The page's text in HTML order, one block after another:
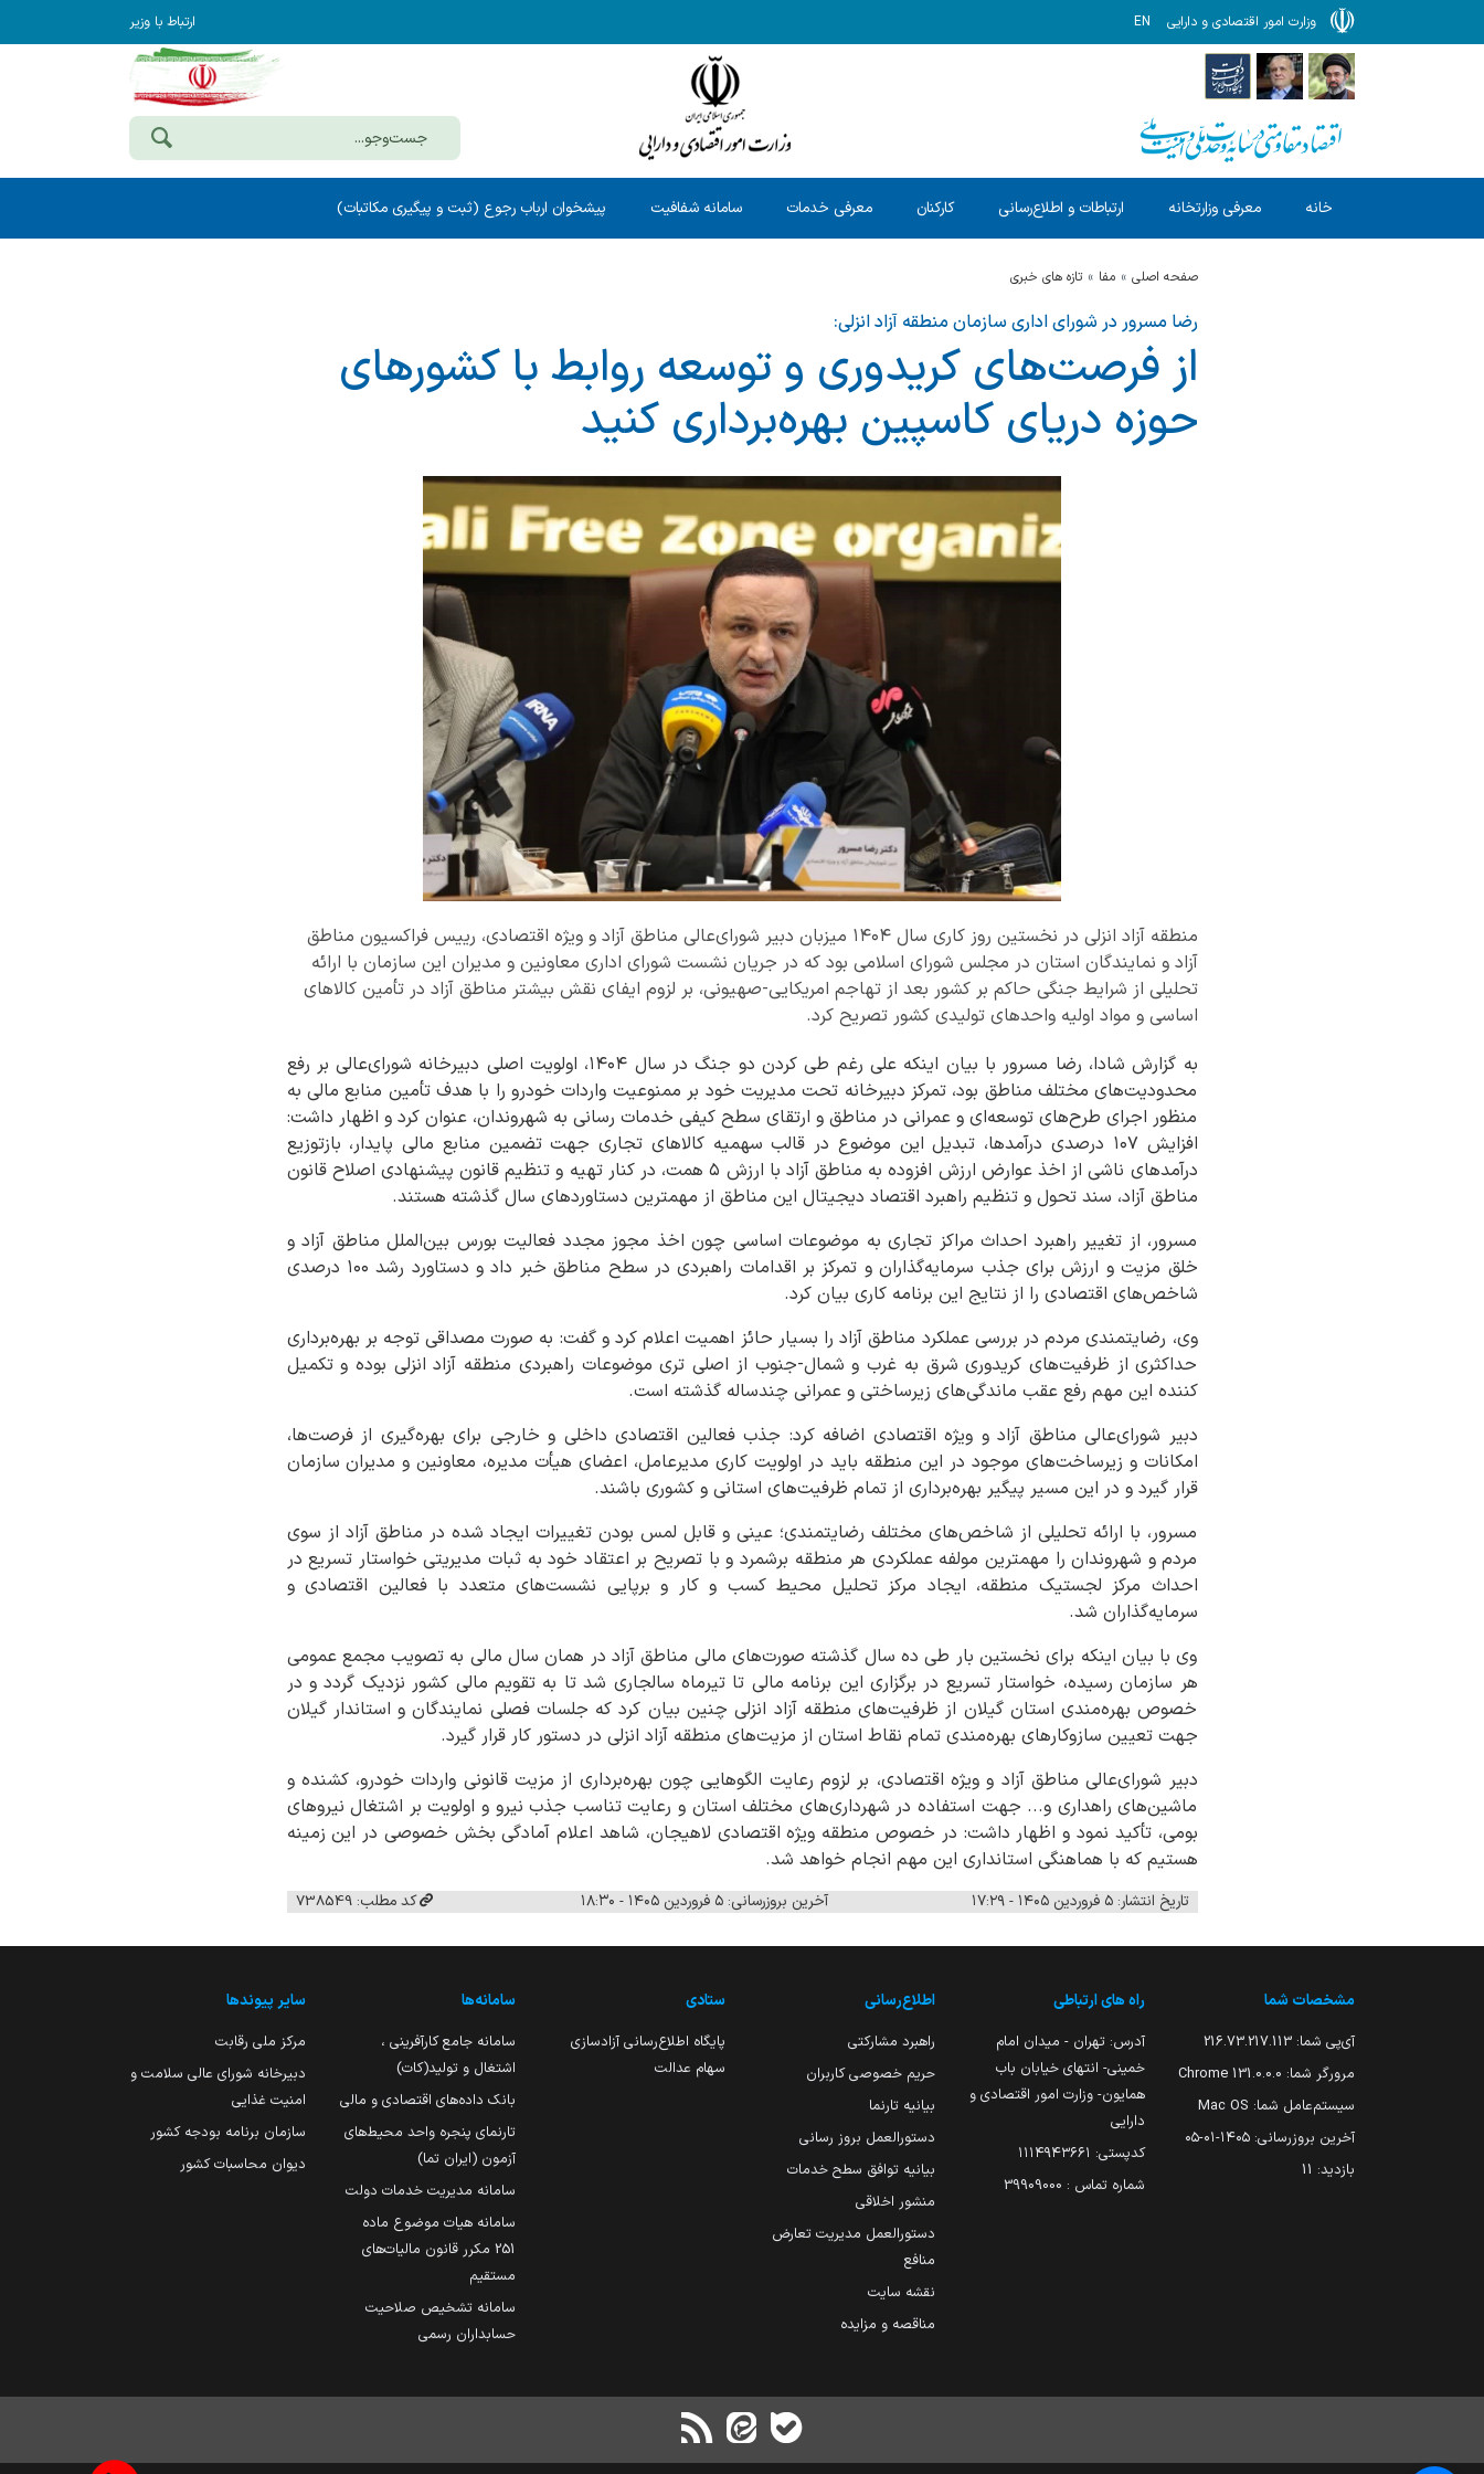
وزارت امور اقتصادی و دارایی EN ارتباط با وزیر
خانه معرفی وزارتخانه ارتباطات و اطلاع‌رسانی کارکنان معرفی خدمات سامانه شفافیت پیشخوان ارباب رجوع (ثبت و پیگیری مکاتبات)
صفحه اصلی مفا تازه های خبری
رضا مسرور در شورای اداری سازمان منطقه آزاد انزلی:
از فرصت‌های کریدوری و توسعه روابط با کشورهای
حوزه دریای کاسپین بهره‌برداری کنید
منطقه آزاد انزلی در نخستین روز کاری سال ۱۴۰۴ میزبان دبیر شورای‌عالی مناطق آزاد و ویژه اقتصادی، رییس فراکسیون مناطق
آزاد و نمایندگان استان در مجلس شورای اسلامی بود که در جریان نشست شورای اداری معاونین و مدیران این سازمان با ارائه
تحلیلی از شرایط جنگی حاکم بر کشور بعد از تهاجم امریکایی-صهیونی، بر لزوم ایفای نقش بیشتر مناطق آزاد در تأمین کالاهای
اساسی و مواد اولیه واحدهای تولیدی کشور تصریح کرد.
به گزارش شادا، رضا مسرور با بیان اینکه علی رغم طی کردن دو جنگ در سال ۱۴۰۴، اولویت اصلی دبیرخانه شورای‌عالی بر رفع
محدودیت‌های مختلف مناطق بود، تمرکز دبیرخانه تحت مدیریت خود بر ممنوعیت واردات خودرو را با هدف تأمین منابع مالی به
منظور اجرای طرح‌های توسعه‌ای و عمرانی در مناطق و ارتقای سطح کیفی خدمات رسانی به شهروندان، عنوان کرد و اظهار داشت:
افزایش ۱۰۷ درصدی درآمدها، تبدیل این موضوع در قالب سهمیه کالاهای تجاری جهت تضمین منابع مالی پایدار، بازتوزیع
درآمدهای ناشی از اخذ عوارض ارزش افزوده به مناطق آزاد با ارزش ۵ همت، در کنار تهیه و تنظیم قانون پیشنهادی اصلاح قانون
مناطق آزاد، سند تحول و تنظیم راهبرد اقتصاد دیجیتال این مناطق از مهمترین دستاوردهای سال گذشته هستند.
مسرور، از تغییر راهبرد احداث مراکز تجاری به موضوعات اساسی چون اخذ مجوز مجدد فعالیت بورس بین‌الملل مناطق آزاد و
خلق مزیت و ارزش برای جذب سرمایه‌گذاران و تمرکز بر اقدامات راهبردی در سطح مناطق خبر داد و دستاورد رشد ۱۰۰ درصدی
شاخص‌های اقتصادی را از نتایج این برنامه کاری بیان کرد.
وی، رضایتمندی مردم در بررسی عملکرد مناطق آزاد را بسیار حائز اهمیت اعلام کرد و گفت: به صورت مصداقی توجه بر بهره‌برداری
حداکثری از ظرفیت‌های کریدوری شرق به غرب و شمال-جنوب از اصلی تری موضوعات راهبردی منطقه آزاد انزلی بوده و تکمیل
کننده این مهم رفع عقب ماندگی‌های زیرساختی و عمرانی چندساله گذشته است.
دبیر شورای‌عالی مناطق آزاد و ویژه اقتصادی اضافه کرد: جذب فعالین اقتصادی داخلی و خارجی برای بهره‌گیری از فرصت‌ها،
امکانات و زیرساخت‌های موجود در این منطقه باید در اولویت کاری مدیرعامل، اعضای هیأت مدیره، معاونین و مدیران سازمان
قرار گیرد و در این مسیر پیگیر بهره‌برداری از تمام ظرفیت‌های استانی و کشوری باشند.
مسرور، با ارائه تحلیلی از شاخص‌های مختلف رضایتمندی؛ عینی و قابل لمس بودن تغییرات ایجاد شده در مناطق آزاد از سوی
مردم و شهروندان را مهمترین مولفه عملکردی هر منطقه برشمرد و با تصریح بر اعتقاد خود به ثبات مدیریتی خواستار تسریع در
احداث مرکز لجستیک منطقه، ایجاد مرکز تحلیل محیط کسب و کار و برپایی نشست‌های متعدد با فعالین اقتصادی و
سرمایه‌گذاران شد.
وی با بیان اینکه برای نخستین بار طی ده سال گذشته صورت‌های مالی مناطق آزاد در همان سال مالی به تصویب مجمع عمومی
هر سازمان رسیده، خواستار تسریع در برگزاری این برنامه مالی تا تیرماه سالجاری شد تا به تقویم مالی کشور نزدیک گردد و در
خصوص بهره‌مندی استان گیلان از ظرفیت‌های منطقه آزاد انزلی چنین بیان کرد که جلسات فصلی نمایندگان و استاندار گیلان
جهت تعیین سازوکارهای بهره‌مندی تمام نقاط استان از مزیت‌های منطقه آزاد انزلی در دستور کار قرار گیرد.
دبیر شورای‌عالی مناطق آزاد و ویژه اقتصادی، بر لزوم رعایت الگوهایی چون بهره‌برداری از مزیت قانونی واردات خودرو، کشنده و
ماشین‌های راهداری و... جهت استفاده در شهرداری‌های مختلف استان و رعایت تناسب جذب نیرو و اولویت بر اشتغال نیروهای
بومی، تأکید نمود و اظهار داشت: در خصوص منطقه ویژه اقتصادی لاهیجان، شاهد اعلام آمادگی بخش خصوصی در این زمینه
هستیم که با هماهنگی استانداری این مهم انجام خواهد شد.
تاریخ انتشار: ۵ فروردین ۱۴۰۵ - ۱۷:۲۹ آخرین بروزرسانی: ۵ فروردین ۱۴۰۵ - ۱۸:۳۰ کد مطلب: 738549
مشخصات شما
آی‌پی شما: 216.73.217.113
مرورگر شما: 131.0.0.0 Chrome
سیستم‌عامل شما: Mac OS
آخرین بروزرسانی: ۱۴۰۵-۰۱-۰۵
بازدید: 11
راه های ارتباطی
آدرس: تهران - میدان امام
خمینی- انتهای خیابان باب
همایون- وزارت امور اقتصادی و
دارایی
کدپستی: ۱۱۱۴۹۴۳۶۶۱
شماره تماس : 39909000
اطلاع‌رسانی
راهبرد مشارکتی
حریم خصوصی کاربران
بیانیه تارنما
دستورالعمل بروز رسانی
بیانیه توافق سطح خدمات
منشور اخلاقی
دستورالعمل مدیریت تعارض
منافع
نقشه سایت
مناقصه و مزایده
ستادی
پایگاه اطلاع‌رسانی آزادسازی
سهام عدالت
سامانه‌ها
سامانه جامع کارآفرینی ،
اشتغال و تولید(کات)
بانک داده‌های اقتصادی و مالی
تارنمای پنجره واحد محیط‌های
آزمون (ایران تما)
سامانه مدیریت خدمات دولت
سامانه هیات موضوع ماده
251 مکرر قانون مالیات‌های
مستقیم
سامانه تشخیص صلاحیت
حسابداران رسمی
سایر پیوندها
مرکز ملی رقابت
دبیرخانه شورای عالی سلامت و
امنیت غذایی
سازمان برنامه بودجه کشور
دیوان محاسبات کشور